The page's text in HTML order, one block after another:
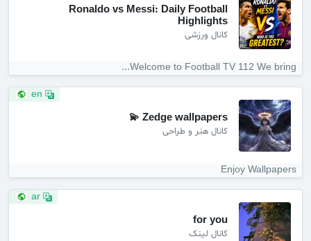
Ronaldo vs Messi: Daily Football
Highlights
کانال ورزشی
Welcome to Football TV 112 We bring...
Zedge wallpapers 💫
کانال هنر و طراحی
Enjoy Wallpapers
for you
کانال لینک